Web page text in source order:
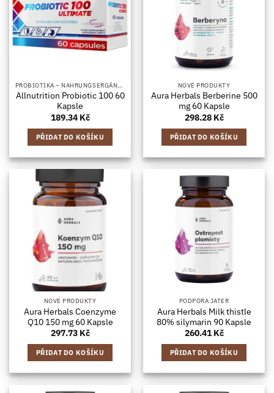
PROBIOTIKA – NAHRUNGSERGÄNZUNGSMITTEL MIT BAKTERIENKULTUREN, IN KAPSELFORM
Allnutrition Probiotic 100 60
Kapsle
189.34 Kč
PŘIDAT DO KOŠÍKU
NOVÉ PRODUKTY
Aura Herbals Berberine 500
mg 60 Kapsle
298.28 Kč
PŘIDAT DO KOŠÍKU
NOVÉ PRODUKTY
Aura Herbals Coenzyme
Q10 150 mg 60 Kapsle
297.73 Kč
PŘIDAT DO KOŠÍKU
PODPORA JATER
Aura Herbals Milk thistle
80% silymarin 90 Kapsle
260.41Kč
PŘIDAT DO KOŠÍKU